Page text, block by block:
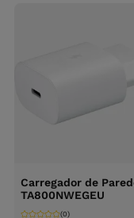
Carregador de
TA800NWEGEU
(0)